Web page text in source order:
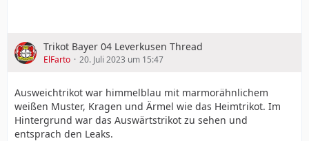
Trikot Bayer 04 Leverkusen Thread
ElFarto 20. Juli 2023 um 15:47
Ausweichtrikot war himmelblau mit marmorähnlichem
weißen Muster, Kragen und Ärmel wie das Heimtrikot. Im
Hintergrund war das Auswärtstrikot zu sehen und
entsprach den Leaks.